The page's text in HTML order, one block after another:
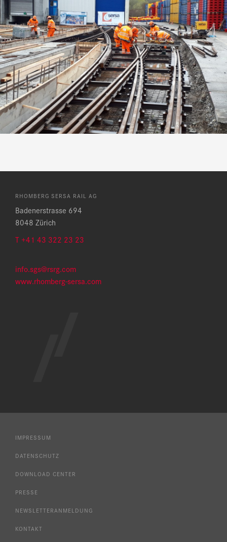
RHOMBERG SERSA RAIL AG
Badenerstrasse 694
8048 Zürich
T +41 43 322 23 23
info.sgs@rsrg.com
www.rhomberg-sersa.com
IMPRESSUM
DATENSCHUTZ
DOWNLOAD CENTER
PRESSE
NEWSLETTERANMELDUNG
KONTAKT